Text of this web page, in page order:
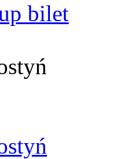
bilet